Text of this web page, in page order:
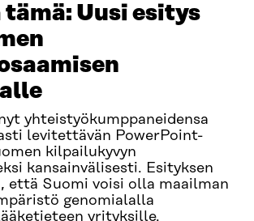
tämä: Uusi esitys
yhteistyökumppaneidensa
levitettävän PowerPoint-
kilpailukyvyn
kansainvälisesti. Esityksen
että Suomi voisi olla maailman
genomialalla
yrityksille.